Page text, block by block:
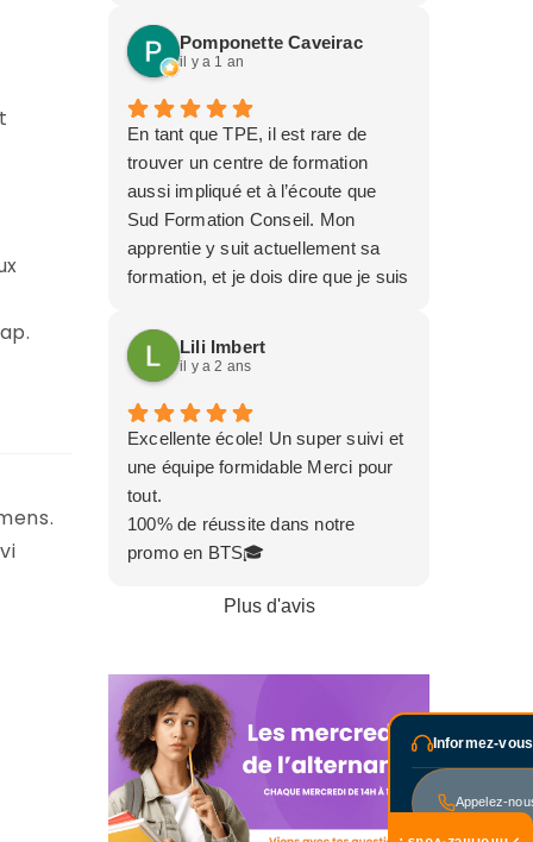
Previous
Décrochage
Scolaire
après
Troisième
Enjeux
Solutions
Merci pour cette belle soirée 🤩
Nicolas [session 2003-2005]
Pomponette Caveirac
il y a 1 an
En tant que TPE, il est rare de
trouver un centre de formation
aussi impliqué et à l’écoute que
Sud Formation Conseil. Mon
apprentie y suit actuellement sa
formation, et je dois dire que je suis
sérieux, humain et bienveillant, et
la communication avec l’entreprise
est fluide et agréable (ce qui
change tout au quotidien !).
On sent que les élèves évoluent
dans un environnement sain,
motivant et respectueux, et ça se
reflète immédiatement en
entreprise : implication, bonne
compétences visibles.
gagnant. Ravie de collaborer avec
eux et de les recommander
chaudement ! 🔥
Lili Imbert
il y a 2 ans
Excellente école! Un super suivi et
une équipe formidable Merci pour
tout.
100% de réussite dans notre
promo en BTS🎓
Plus d'avis
Informez-
Appelez-